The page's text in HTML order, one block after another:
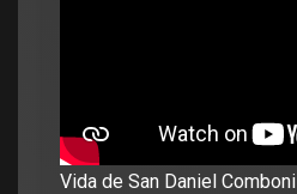
Vida de San Daniel Comboni